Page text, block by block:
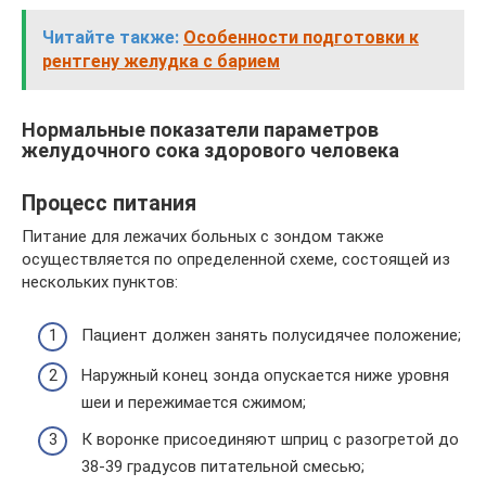
Читайте также: Особенности подготовки к
рентгену желудка с барием
Нормальные показатели параметров
желудочного сока здорового человека
Процесс питания
Питание для лежачих больных с зондом также
осуществляется по определенной схеме, состоящей из
нескольких пунктов:
Пациент должен занять полусидячее положение;
Наружный конец зонда опускается ниже уровня
шеи и пережимается сжимом;
К воронке присоединяют шприц с разогретой до
38-39 градусов питательной смесью;